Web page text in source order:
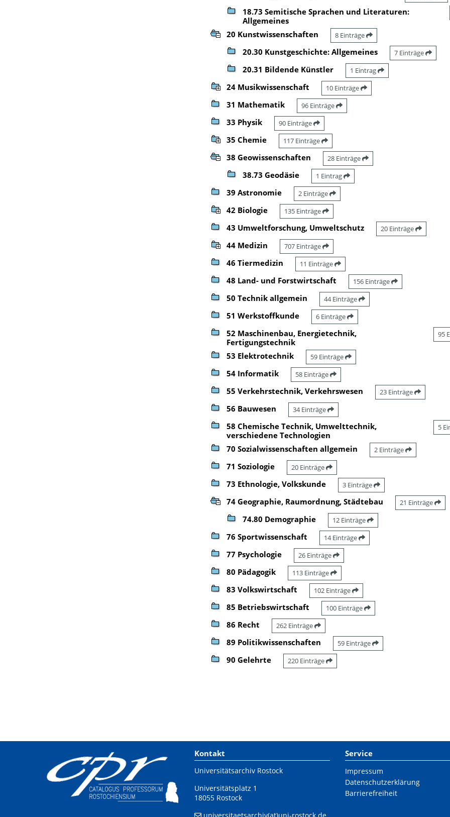
18.73 Semitische Sprachen und Literaturen:
Allgemeines
20 Kunstwissenschaften 8 Einträge
20.30 Kunstgeschichte: Allgemeines 7 Einträge
20.31 Bildende Künstler 1 Eintrag
24 Musikwissenschaft 10 Einträge
31 Mathematik 96 Einträge
33 Physik 90 Einträge
35 Chemie 117 Einträge
38 Geowissenschaften 28 Einträge
38.73 Geodäsie 1 Eintrag
39 Astronomie 2 Einträge
42 Biologie 135 Einträge
43 Umweltforschung, Umweltschutz 20 Einträge
44 Medizin 707 Einträge
46 Tiermedizin 11 Einträge
48 Land- und Forstwirtschaft 156 Einträge
50 Technik allgemein 44 Einträge
51 Werkstoffkunde 6 Einträge
52 Maschinenbau, Energietechnik,
Fertigungstechnik
95
53 Elektrotechnik 59 Einträge
54 Informatik 58 Einträge
55 Verkehrstechnik, Verkehrswesen 23 Einträge
56 Bauwesen 34 Einträge
58 Chemische Technik, Umwelttechnik,
verschiedene Technologien
5
70 Sozialwissenschaften allgemein 2 Einträge
71 Soziologie 20 Einträge
73 Ethnologie, Volkskunde 3 Einträge
74 Geographie, Raumordnung, Städtebau 21 Einträge
74.80 Demographie 12 Einträge
76 Sportwissenschaft 14 Einträge
77 Psychologie 26 Einträge
80 Pädagogik 113 Einträge
83 Volkswirtschaft 102 Einträge
85 Betriebswirtschaft 100 Einträge
86 Recht 262 Einträge
89 Politikwissenschaften 59 Einträge
90 Gelehrte 220 Einträge
Kontakt
Universitätsarchiv Rostock
Universitätsplatz 1
18055 Rostock
Service
Impressum
Datenschutzerklärung
Barrierefreiheit